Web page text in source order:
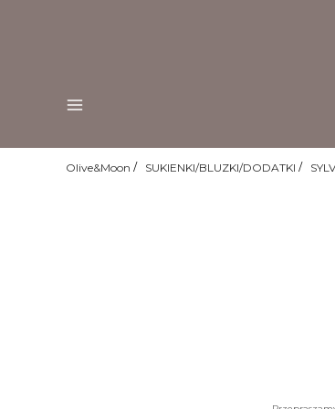
Menu
Olive&Moon SUKIENKI/BLUZKI/DODATKI